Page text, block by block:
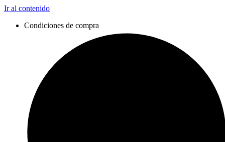
Ir al contenido
Condiciones de compra